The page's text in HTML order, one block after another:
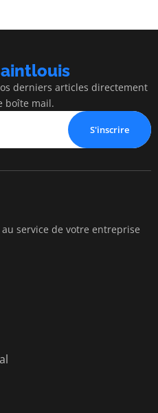
derniers articles directement
boîte mail.
S'inscrire
service de votre entreprise